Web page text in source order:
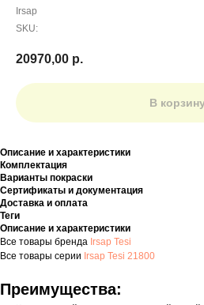
Irsap
SKU:
20970,00 р.
В
Описание и характеристики
Комплектация
Варианты покраски
Сертификаты и документация
Доставка и оплата
Теги
Описание и характеристики
Все товары бренда Irsap Tesi
Все товары серии Irsap Tesi 21800
Преимущества: